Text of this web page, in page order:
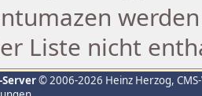
Liste nicht
© 2006-2026 Heinz Herzog,